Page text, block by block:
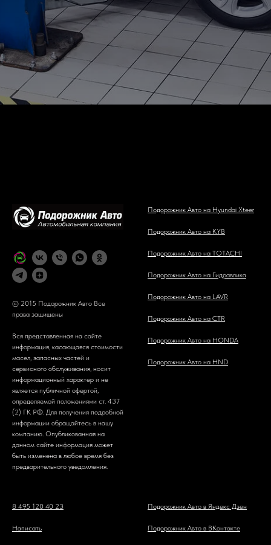
© 2015 Подорожник Авто Все
права защищены
Вся представленная на сайте
информация, касающаяся стоимости
масел, запасных частей и
сервисного обслуживания, носит
информационный характер и не
является публичной офертой,
определяемой положениями ст. 437
(2) ГК РФ. Для получения подробной
информации обращайтесь в нашу
компанию. Опубликованная на
данном сайте информация может
быть изменена в любое время без
предварительного уведомления.
Подорожник Авто на Hyundai Xteer
Подорожник Авто на KYB
Подорожник Авто на TOTACHI
Подорожник Авто на Гидравлика
Подорожник Авто на LAVR
Подорожник Авто на CTR
Подорожник Авто на HONDA
Подорожник Авто на HND
8 495 120 40 23
Написать
Подорожник Авто в Яндекс Дзен
Подорожник Авто в ВКонтакте